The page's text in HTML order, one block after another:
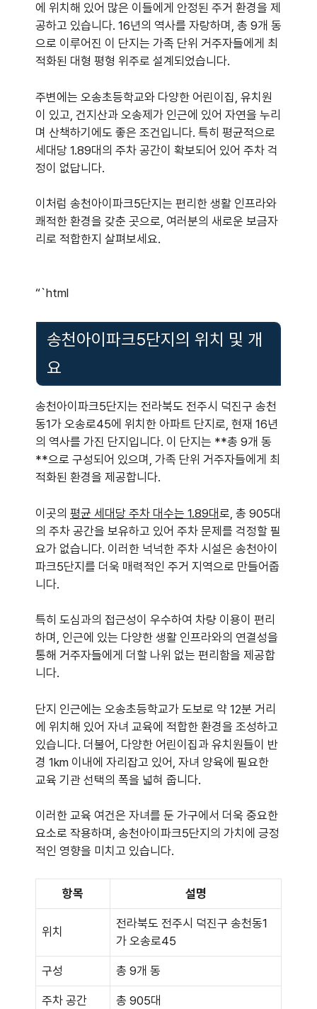
에 위치해 있어 많은 이들에게 안정된 주거 환경을 제
공하고 있습니다. 16년의 역사를 자랑하며, 총 9개 동
으로 이루어진 이 단지는 가족 단위 거주자들에게 최
적화된 대형 평형 위주로 설계되었습니다.
주변에는 오송초등학교와 다양한 어린이집, 유치원
이 있고, 건지산과 오송제가 인근에 있어 자연을 누리
며 산책하기에도 좋은 조건입니다. 특히 평균적으로
세대당 1.89대의 주차 공간이 확보되어 있어 주차 걱
정이 없답니다.
이처럼 송천아이파크5단지는 편리한 생활 인프라와
쾌적한 환경을 갖춘 곳으로, 여러분의 새로운 보금자
리로 적합한지 살펴보세요.
“`html
송천아이파크5단지의 위치 및 개
요
송천아이파크5단지는 전라북도 전주시 덕진구 송천
동1가 오송로45에 위치한 아파트 단지로, 현재 16년
의 역사를 가진 단지입니다. 이 단지는 **총 9개 동
**으로 구성되어 있으며, 가족 단위 거주자들에게 최
적화된 환경을 제공합니다.
이곳의 평균 세대당 주차 대수는 1.89대로, 총 905대
의 주차 공간을 보유하고 있어 주차 문제를 걱정할 필
요가 없습니다. 이러한 넉넉한 주차 시설은 송천아이
파크5단지를 더욱 매력적인 주거 지역으로 만들어줍
니다.
특히 도심과의 접근성이 우수하여 차량 이용이 편리
하며, 인근에 있는 다양한 생활 인프라와의 연결성을
통해 거주자들에게 더할 나위 없는 편리함을 제공합
니다.
단지 인근에는 오송초등학교가 도보로 약 12분 거리
에 위치해 있어 자녀 교육에 적합한 환경을 조성하고
있습니다. 더불어, 다양한 어린이집과 유치원들이 반
경 1km 이내에 자리잡고 있어, 자녀 양육에 필요한
교육 기관 선택의 폭을 넓혀 줍니다.
이러한 교육 여건은 자녀를 둔 가구에서 더욱 중요한
요소로 작용하며, 송천아이파크5단지의 가치에 긍정
적인 영향을 미치고 있습니다.
항목 설명
위치
전라북도 전주시 덕진구 송천동1
가 오송로45
구성 총 9개 동
주차 공간 총 905대